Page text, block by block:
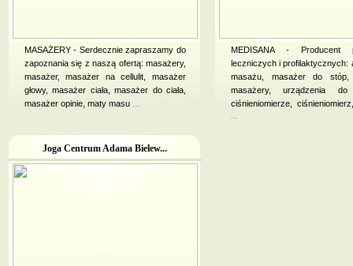
MASAŻERY - Serdecznie zapraszamy do
zapoznania się z naszą ofertą: masażery,
masażer, masażer na cellulit, masażer
głowy, masażer ciała, masażer do ciała,
masażer opinie, maty masu
MEDISANA - Producent
leczniczych i profilaktycznych:
masażu, masażer do stóp,
masażery, urządzenia do
ciśnieniomierze,
Joga Centrum Adama Bielew...